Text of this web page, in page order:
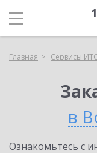
Главная Сервисы ИТС
в
Ознакомьтесь с